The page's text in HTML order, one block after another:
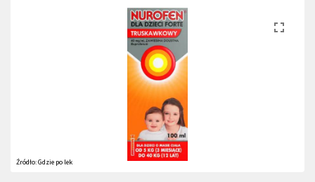
Źródło:Gdzie po lek